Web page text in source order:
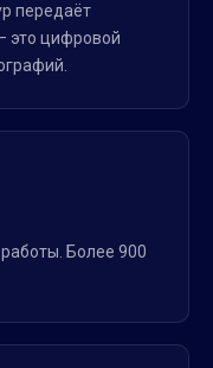
передаёт
это цифровой
Более 900